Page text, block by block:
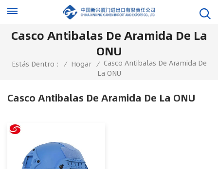
Casco Antibalas De Aramida De La
ONU
Estás Dentro : / Hogar / Casco Antibalas De Aramida De
La ONU
Casco Antibalas De Aramida De La ONU